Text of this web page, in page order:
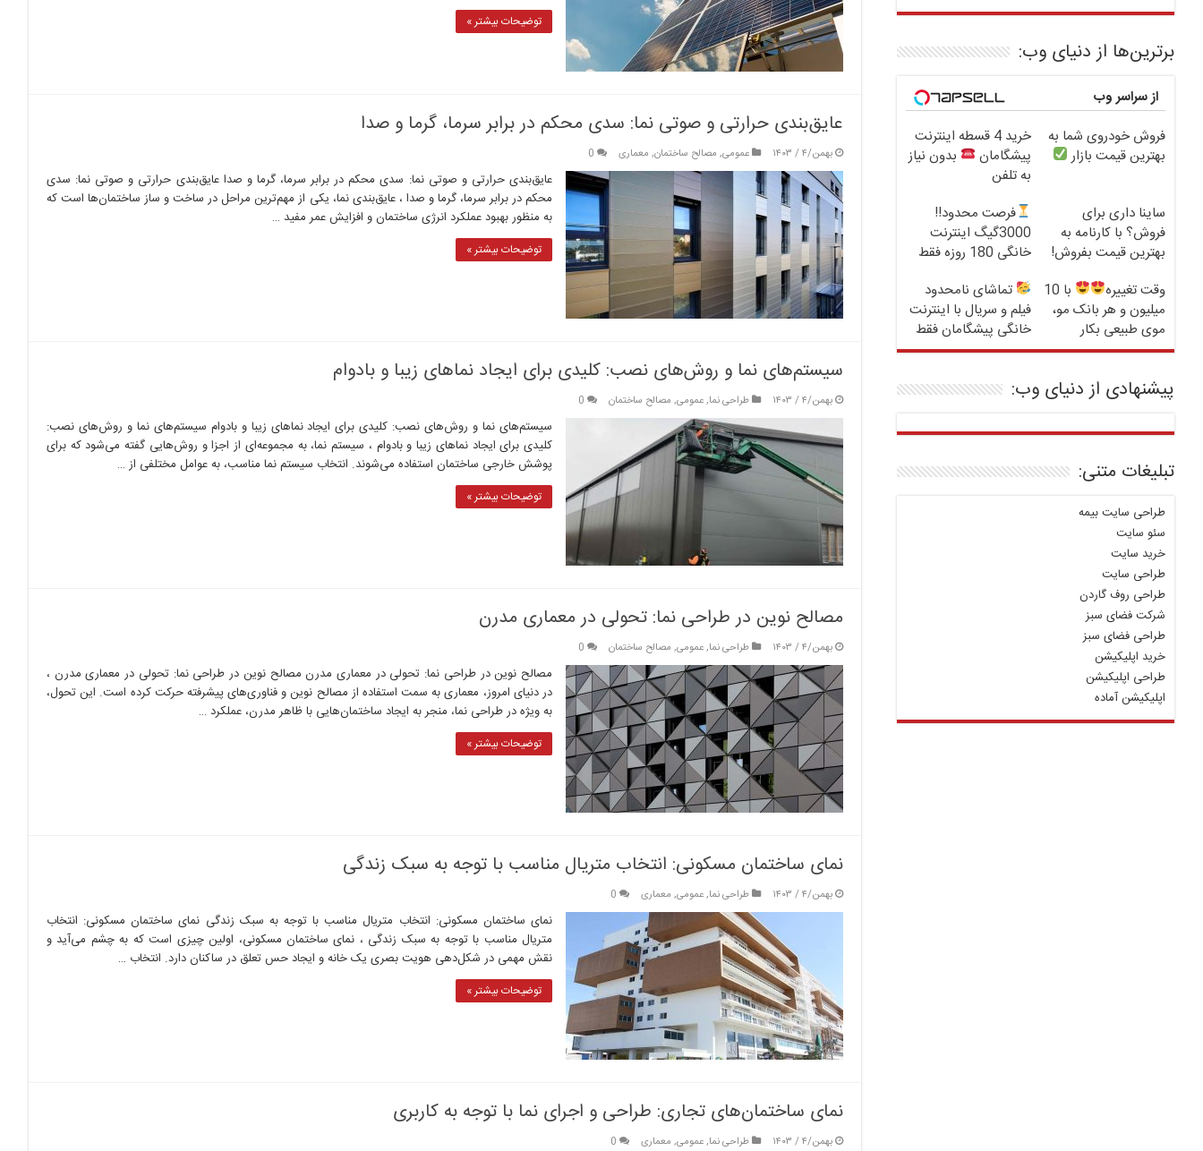
توضیحات بیشتر »
عایق‌بندی حرارتی و صوتی نما: سدی محکم در برابر سرما، گرما و صدا
بهمن/۴ / ۱۴۰۳ عمومی, مصالح ساختمان, معماری 0
عایق‌بندی حرارتی و صوتی نما: سدی محکم در برابر سرما، گرما و صدا عایق‌بندی حرارتی و صوتی نما: سدی
محکم در برابر سرما، گرما و صدا ، عایق‌بندی نما، یکی از مهم‌ترین مراحل در ساخت و ساز ساختمان‌ها است که
به منظور بهبود عملکرد انرژی ساختمان و افزایش عمر مفید …
توضیحات بیشتر »
سیستم‌های نما و روش‌های نصب: کلیدی برای ایجاد نماهای زیبا و بادوام
بهمن/۴ / ۱۴۰۳ طراحی نما,عمومی, مصالح ساختمان 0
سیستم‌های نما و روش‌های نصب: کلیدی برای ایجاد نماهای زیبا و بادوام سیستم‌های نما و روش‌های نصب:
کلیدی برای ایجاد نماهای زیبا و بادوام ، سیستم نما، به مجموعه‌ای از اجزا و روش‌هایی گفته می‌شود که برای
پوشش خارجی ساختمان استفاده می‌شوند. انتخاب سیستم نما مناسب، به عوامل مختلفی از …
توضیحات بیشتر »
مصالح نوین در طراحی نما: تحولی در معماری مدرن
بهمن/۴ / ۱۴۰۳ طراحی نما,عمومی, مصالح ساختمان 0
مصالح نوین در طراحی نما: تحولی در معماری مدرن مصالح نوین در طراحی نما: تحولی در معماری مدرن ،
در دنیای امروز، معماری به سمت استفاده از مصالح نوین و فناوری‌های پیشرفته حرکت کرده است. این تحول،
به ویژه در طراحی نما، منجر به ایجاد ساختمان‌هایی با ظاهر مدرن، عملکرد …
توضیحات بیشتر »
نمای ساختمان مسکونی: انتخاب متریال مناسب با توجه به سبک زندگی
بهمن/۴ / ۱۴۰۳ طراحی نما,عمومی, معماری 0
نمای ساختمان مسکونی: انتخاب متریال مناسب با توجه به سبک زندگی نمای ساختمان مسکونی: انتخاب
متریال مناسب با توجه به سبک زندگی ، نمای ساختمان مسکونی، اولین چیزی است که به چشم می‌آید و
نقش مهمی در شکل‌دهی هویت بصری یک خانه و ایجاد حس تعلق در ساکنان دارد. انتخاب …
توضیحات بیشتر »
نمای ساختمان‌های تجاری: طراحی و اجرای نما با توجه به کاربری
بهمن/۴ / ۱۴۰۳ طراحی نما,عمومی, معماری 0
برترین‌ها از دنیای وب:
از سراسر وب
فروش خودروی شما به
بهترین قیمت بازار
خرید 4 قسطه اینترنت
پیشگامان
بدون نیاز
به تلفن
ساینا داری برای
فروش؟ با کارنامه به
بهترین قیمت بفروش!
فرصت محدود!!
3000گیگ اینترنت
خانگی 180 روزه فقط
وقت تغییره
با 10
میلیون و هر بانک مو،
موی طبیعی بکار
تماشای نامحدود
فیلم و سریال با اینترنت
خانگی پیشگامان فقط
ماهی 100
پیشنهادی از دنیای وب:
تبلیغات متنی:
طراحی سایت بیمه
سئو سایت
خرید سایت
طراحی سایت
طراحی روف گاردن
شرکت فضای سبز
طراحی فضای سبز
خرید اپلیکیشن
طراحی اپلیکیشن
اپلیکیشن آماده